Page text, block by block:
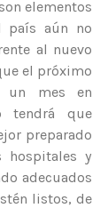
elementos
país aún no
al nuevo
el próximo
un mes en
tendrá que
preparado
hospitales y
adecuados
listos, de